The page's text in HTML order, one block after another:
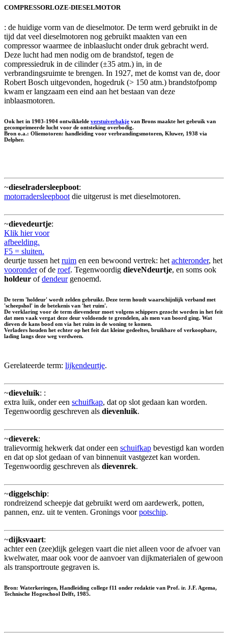
COMPRESSORLOZE-DIESELMOTOR
: de huidige vorm van de dieselmotor. De term werd gebruikt in de
tijd dat veel dieselmotoren nog gebruikt maakten van een
compressor waarmee de inblaaslucht onder druk gebracht werd.
Deze lucht had men nodig om de brandstof, tegen de
compressiedruk in de cilinder (±35 atm.) in, in de
verbrandingsruimte te brengen. In 1927, met de komst van de, door
Robert Bosch uitgevonden, hogedruk (> 150 atm.) brandstofpomp
kwam er langzaam een eind aan het bestaan van deze
inblaasmotoren.
Ook het in 1903-1904 ontwikkelde verstuiverbakje van Brons maakte het gebruik van
gecomprimeerde lucht voor de ontsteking overbodig.
Bron o.a.: Oliemotoren: handleiding voor verbrandingsmotoren, Kluwer, 1938 via
Delpher.
~dieselradersleepboot:
motorradersleepboot die uitgerust is met dieselmotoren.
~dievedeurtje:
Klik hier voor
afbeelding.
F5 = sluiten.
deurtje tussen het ruim en een bewoond vertrek: het achteronder, het
vooronderof de roef. Tegenwoordig dieveNdeurtje, en soms ook
holdeur ofdendeurgenoemd.
De term 'holdeur' wordt zelden gebruikt. Deze term houdt waarschijnlijk verband met
'scheepshol' in de betekenis van 'het ruim'.
De verklaring voor de term dievendeur moet volgens schippers gezocht worden in het feit
dat men vaak vergat deze deur voldoende te grendelen, als men van boord ging. Wat
dieven de kans bood om via het ruim in de woning te komen.
Verladers houden het echter op het feit dat kleine gedeeltes, bruikbare of verkoopbare,
lading langs deze weg verdween.
Gerelateerde term: lijkendeurtje.
~dieveluik: :
extra luik, onder een schuifkap, dat op slot gedaan kan worden.
Tegenwoordig geschreven als dievenluik.
~dieverek:
tralievormig hekwerk dat onder een schuifkap bevestigd kan worden
en dat op slot gedaan of van binnenuit vastgezet kan worden.
Tegenwoordig geschreven als dievenrek.
~diggelschip:
rondreizend scheepje dat gebruikt werd om aardewerk, potten,
pannen, enz. uit te venten. Gronings voorpotschip.
~dijksvaart:
achter een (zee)dijk gelegen vaart die niet alleen voor de afvoer van
kwelwater, maar ook voor de aanvoer van dijkmaterialen of gewoon
als transportroute gegraven is.
Bron: Waterkeringen, Handleiding college f11 onder redaktie van Prof. ir. J.F. Agema,
Technische Hogeschool Delft, 1985.